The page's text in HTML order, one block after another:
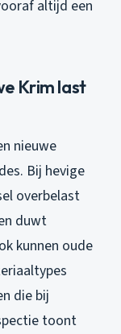
altijd een
Krim last
nieuwe
Bij hevige
overbelast
duwt
kunnen oude
die bij
toont